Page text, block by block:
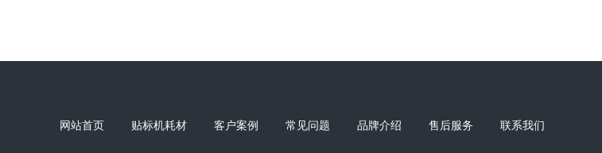
网站首页 贴标机耗材 客户案例 常见问题 品牌介绍 售后服务 联系我们